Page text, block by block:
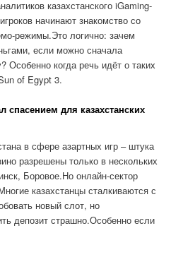
казахстанского iGaming-
начинают знакомство со
режимы.Это логично: зачем
если можно сначала
Особенно когда речь идёт о таких
of Egypt 3.
для казахстанских
в сфере азартных игр – штука
разрешены только в нескольких
Боровое.Но онлайн-сектор
казахстанцы сталкиваются с
новый слот, но
депозит страшно.Особенно если